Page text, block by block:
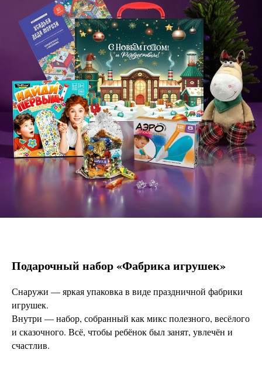
Подарочный набор «Фабрика игрушек»
Снаружи — яркая упаковка в виде праздничной фабрики
игрушек.
Внутри — набор, собранный как микс полезного, весёлого
и сказочного. Всё, чтобы ребёнок был занят, увлечён и
счастлив.